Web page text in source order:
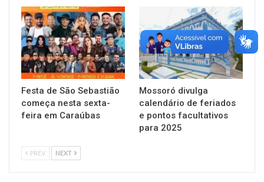
Festa de São Sebastião
começa nesta sexta-
feira em Caraúbas
Mossoró divulga
calendário de feriados
e pontos facultativos
para 2025
PREV NEXT